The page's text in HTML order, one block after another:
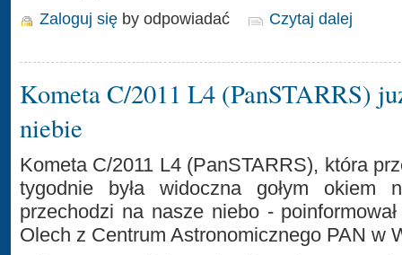
Zaloguj się by odpowiadać Czytaj dalej
Kometa C/2011 L4 (PanSTARRS)
niebie
Kometa C/2011 L4 (PanSTARRS), która
tygodnie była widoczna gołym okiem
przechodzi na nasze niebo -
Olech z Centrum Astronomicznego PAN w